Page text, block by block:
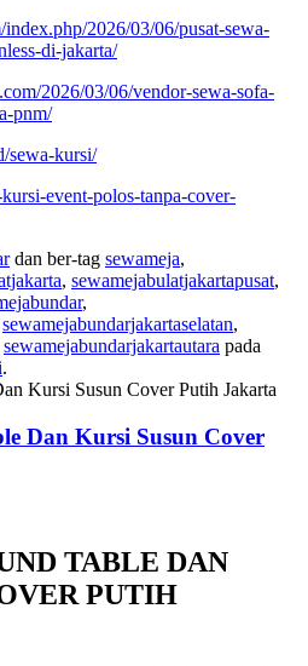
2026/03/06/pusat-sewa-
di-jakarta/
2026/03/06/vendor-sewa-sofa-
pnm/
sewa-kursi/
event-polos-tanpa-cover-
dan ber-tag sewameja,
, sewamejabulatjakartapusat,
,
sewamejabundarjakartaselatan,
sewamejabundarjakartautara pada
.
Dan Kursi Susun Cover
TABLE DAN
PUTIH